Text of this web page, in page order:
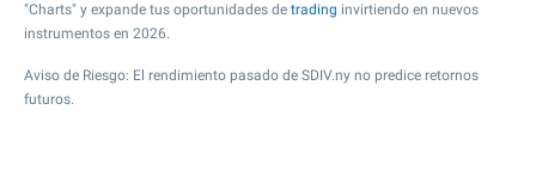
"Charts" y expande tus oportunidades de trading invirtiendo en nuevos
instrumentos en 2026.
Aviso de Riesgo: El rendimiento pasado de SDIV.ny no predice retornos
futuros.